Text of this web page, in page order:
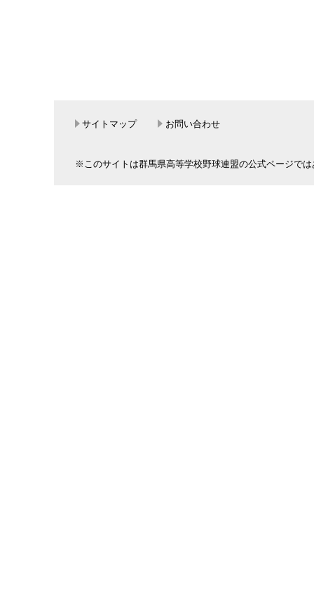
サイトマップ お問い合わせ
※このサイトは群馬県高等学校野球連盟の公式ページで